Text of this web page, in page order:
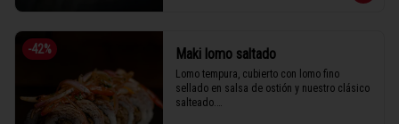
-42% Maki lomo saltado
Lomo tempura, cubierto con lomo fino
sellado en salsa de ostión y nuestro clásico
salteado.